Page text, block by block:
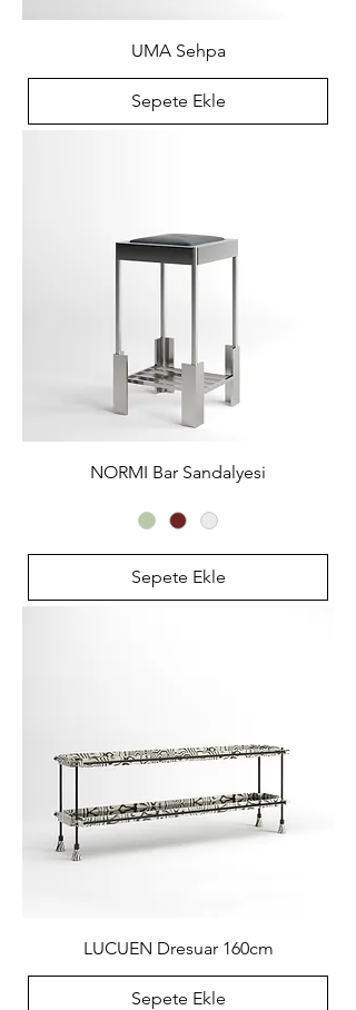
UMA Sehpa
Sepete Ekle
NORMI Bar Sandalyesi
Sepete Ekle
LUCUEN Dresuar 160cm
Sepete Ekle